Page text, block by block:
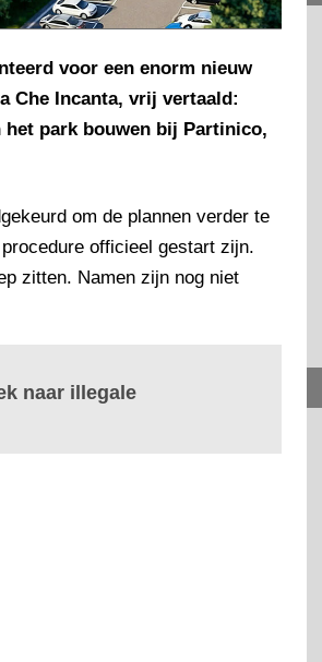
voor een enorm nieuw
Che Incanta, vrij vertaald:
park bouwen bij Partinico,
om de plannen verder te
officieel gestart zijn.
zitten. Namen zijn nog niet
naar illegale